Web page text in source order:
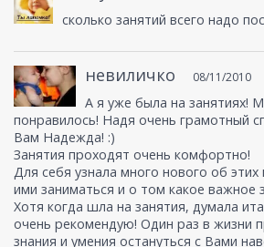
сколько занятий всего надо
невиличко 08/11/2010
А я уже была на занятиях!
понравилось! Надя очень грамотный
Вам Надежда! :)
Занятия проходят очень комфортно!
Для себя узнала много нового об
ими заниматься и о том какое важное
Хотя когда шла на занятия, думала
очень рекомендую! Один раз в жизни
знания и умения остануться с Вами